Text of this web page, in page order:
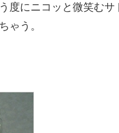
度にニコッと微笑む
ゃう。